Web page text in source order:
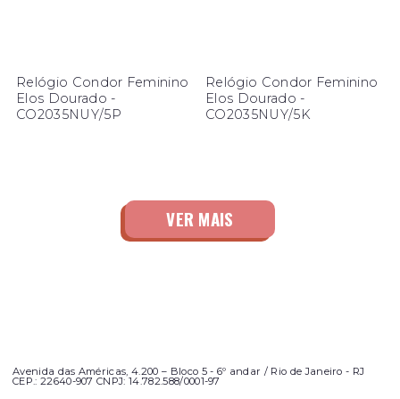
Relógio Condor Feminino
Elos Dourado -
CO2035NUY/5P
Relógio Condor Feminino
Elos Dourado -
CO2035NUY/5K
Avenida das Américas, 4.200 – Bloco 5 - 6º andar / Rio de Janeiro - RJ
CEP.: 22640-907 CNPJ: 14.782.588/0001-97